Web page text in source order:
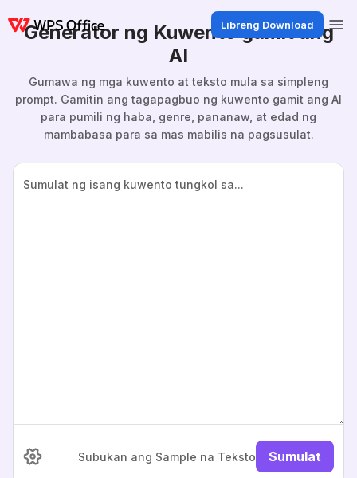
Libreng Download
Generator ng Kuwento gamit ang
AI
Gumawa ng mga kuwento at teksto mula sa simpleng
prompt. Gamitin ang tagapagbuo ng kuwento gamit ang AI
para pumili ng haba, genre, pananaw, at edad ng
mambabasa para sa mas mabilis na pagsusulat.
Subukan ang Sample na Teksto Sumulat